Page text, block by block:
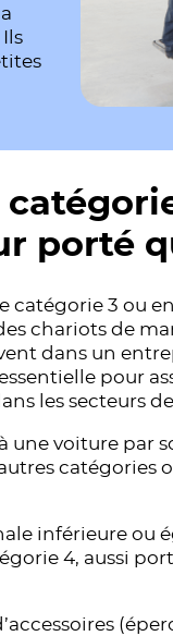
porté
catégorie 3 ou
chariots de
dans un
pour
les secteurs
une voiture par
catégories
inférieure ou
4, aussi